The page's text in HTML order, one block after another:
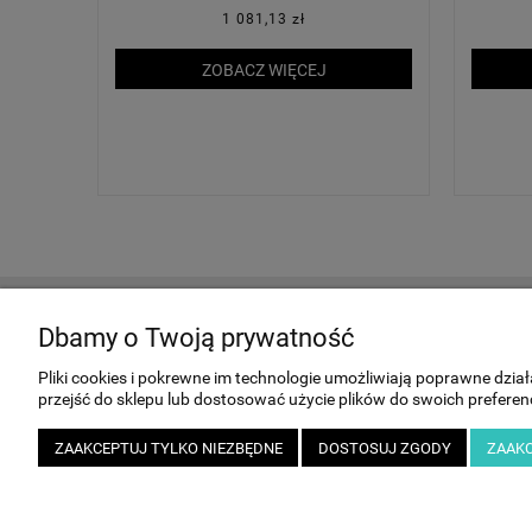
1 081,13 zł
ZOBACZ WIĘCEJ
MOJE KONTO
Twoje zamówienia
Ustawienia konta
Przechowalnia
Dbamy o Twoją prywatność
Pliki cookies i pokrewne im technologie umożliwiają poprawne
przejść do sklepu lub dostosować użycie plików do swoich
ZAAKCEPTUJ TYLKO NIEZBĘDNE DOSTOSUJ ZGODY